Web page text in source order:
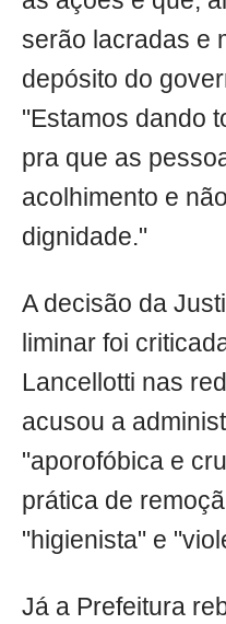
serão lacradas e
depósito do
"Estamos dando
pra que as
acolhimento e
dignidade."
A decisão da
liminar foi
Lancellotti nas
acusou a
"aporofóbica e
prática de
"higienista" e
Já a Prefeitura